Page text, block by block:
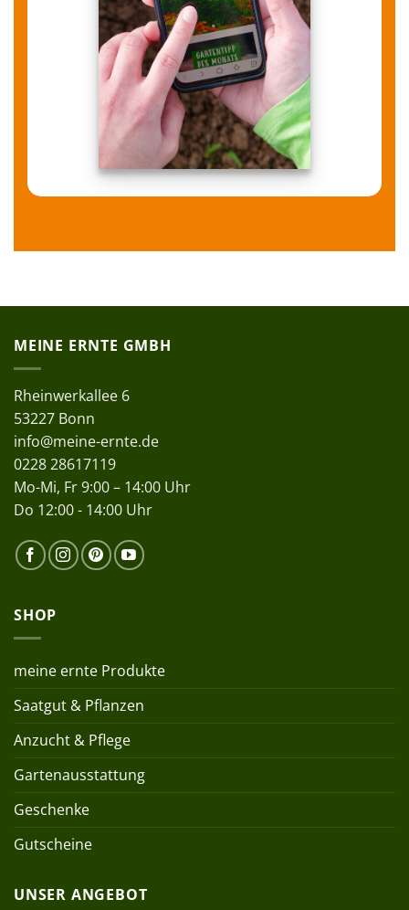
MEINE ERNTE GMBH
Rheinwerkallee 6
53227 Bonn
info@meine-ernte.de
0228 28617119
Mo-Mi, Fr 9:00 – 14:00 Uhr
Do 12:00 - 14:00 Uhr
SHOP
meine ernte Produkte
Saatgut & Pflanzen
Anzucht & Pflege
Gartenausstattung
Geschenke
Gutscheine
UNSER ANGEBOT